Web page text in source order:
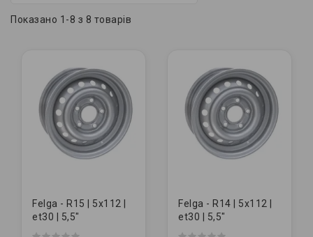
Показано 1-8 з 8 товарів
Felga - R15 | 5x112 |
et30 | 5,5"
Felga - R14 | 5x112 |
et30 | 5,5"